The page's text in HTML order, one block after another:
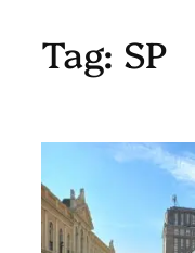
Tag: SP